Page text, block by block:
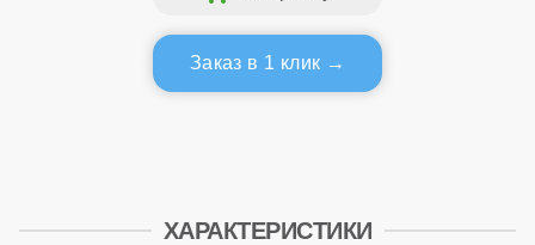
Заказ в 1 клик
ХАРАКТЕРИСТИКИ